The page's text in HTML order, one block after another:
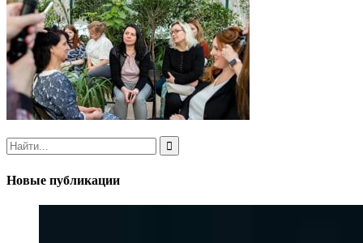
Новые публикации